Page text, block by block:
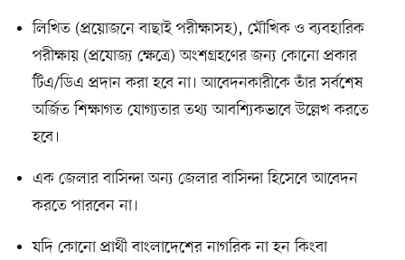
লিখিত (প্রয়োজনে বাছাই পরীক্ষাসহ), মৌখিক ও ব্যবহারিক
পরীক্ষায় (প্রযোজ্য ক্ষেত্রে) অংশগ্রহণের জন্য কোনো প্রকার
টিএ/ডিএ প্রদান করা হবে না। আবেদনকারীকে তাঁর সর্বশেষ
অর্জিত শিক্ষাগত যোগ্যতার তথ্য আবশ্যিকভাবে উল্লেখ করতে
হবে।
এক জেলার বাসিন্দা অন্য জেলার বাসিন্দা হিসেবে আবেদন
করতে পারবেন না।
যদি কোনো প্রার্থী বাংলাদেশের নাগরিক না হন কিংবা